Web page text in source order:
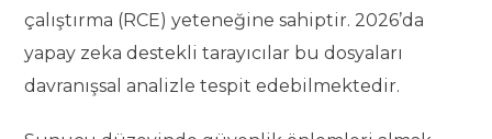
çalıştırma (RCE) yeteneğine sahiptir. 2026’da
yapay zeka destekli tarayıcılar bu dosyaları
davranışsal analizle tespit edebilmektedir.